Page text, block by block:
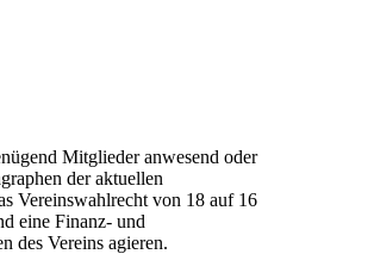
Mitglieder anwesend oder
der aktuellen
Vereinswahlrecht von 18 auf 16
eine Finanz- und
des Vereins agieren.